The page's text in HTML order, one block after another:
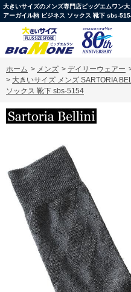
大きいサイズのメンズ専門店ビッグエムワン
アーガイル柄 ビジネス ソックス 靴下 sbs-
ホーム > メンズ > デイリーウェアー
> 大きいサイズ メンズ SARTORIA
ソックス 靴下 sbs-5154